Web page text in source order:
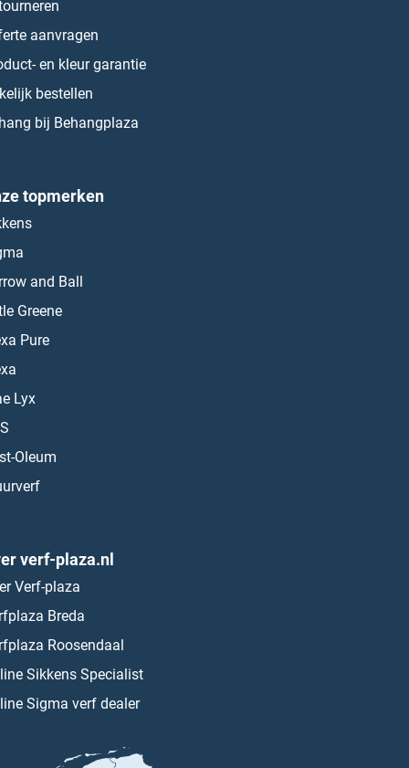
aanvragen
en kleur garantie
bestellen
bij Behangplaza
topmerken
and Ball
Greene
Pure
Lyx
Oleum
verf-plaza.nl
Verf-plaza
Breda
Roosendaal
Sikkens Specialist
Sigma verf dealer